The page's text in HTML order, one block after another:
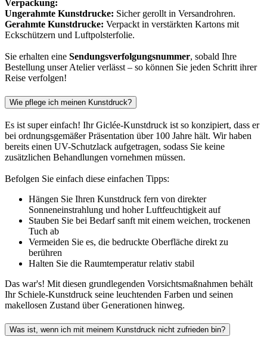
Verpackung:
Ungerahmte Kunstdrucke: Sicher gerollt in Versandrohren.
Gerahmte Kunstdrucke: Verpackt in verstärkten Kartons mit
Eckschützern und Luftpolsterfolie.
Sie erhalten eine Sendungsverfolgungsnummer, sobald Ihre
Bestellung unser Atelier verlässt – so können Sie jeden Schritt ihrer
Reise verfolgen!
Wie pflege ich meinen Kunstdruck?
Es ist super einfach! Ihr Giclée-Kunstdruck ist so konzipiert, dass er
bei ordnungsgemäßer Präsentation über 100 Jahre hält. Wir haben
bereits einen UV-Schutzlack aufgetragen, sodass Sie keine
zusätzlichen Behandlungen vornehmen müssen.
Befolgen Sie einfach diese einfachen Tipps:
Hängen Sie Ihren Kunstdruck fern von direkter
Sonneneinstrahlung und hoher Luftfeuchtigkeit auf
Stauben Sie bei Bedarf sanft mit einem weichen, trockenen
Tuch ab
Vermeiden Sie es, die bedruckte Oberfläche direkt zu
berühren
Halten Sie die Raumtemperatur relativ stabil
Das war's! Mit diesen grundlegenden Vorsichtsmaßnahmen behält
Ihr Schiele-Kunstdruck seine leuchtenden Farben und seinen
makellosen Zustand über Generationen hinweg.
Was ist, wenn ich mit meinem Kunstdruck nicht zufrieden bin?